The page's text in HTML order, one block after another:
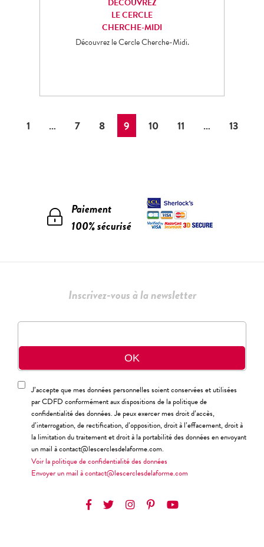
DÉCOUVREZ
LE CERCLE
CHERCHE-MIDI
Découvrez le Cercle Cherche-Midi.
1 … 7 8 9 10 11 … 13
Paiement
100% sécurisé
Inscrivez-vous à la newsletter
J’accepte que mes données personnelles soient conservées et utilisées
par CDFD conformément aux dispositions de la politique de
confidentialité des données. Je peux exercer mes droit d’accès,
d’interrogation, de rectification, d’opposition, droit à l’effacement, droit à
la limitation du traitement et droit à la portabilité des données en envoyant
un mail à contact@lescerclesdelaforme.com.
Voir la politique de confidentialité des données
Envoyer un mail à contact@lescerclesdelaforme.com